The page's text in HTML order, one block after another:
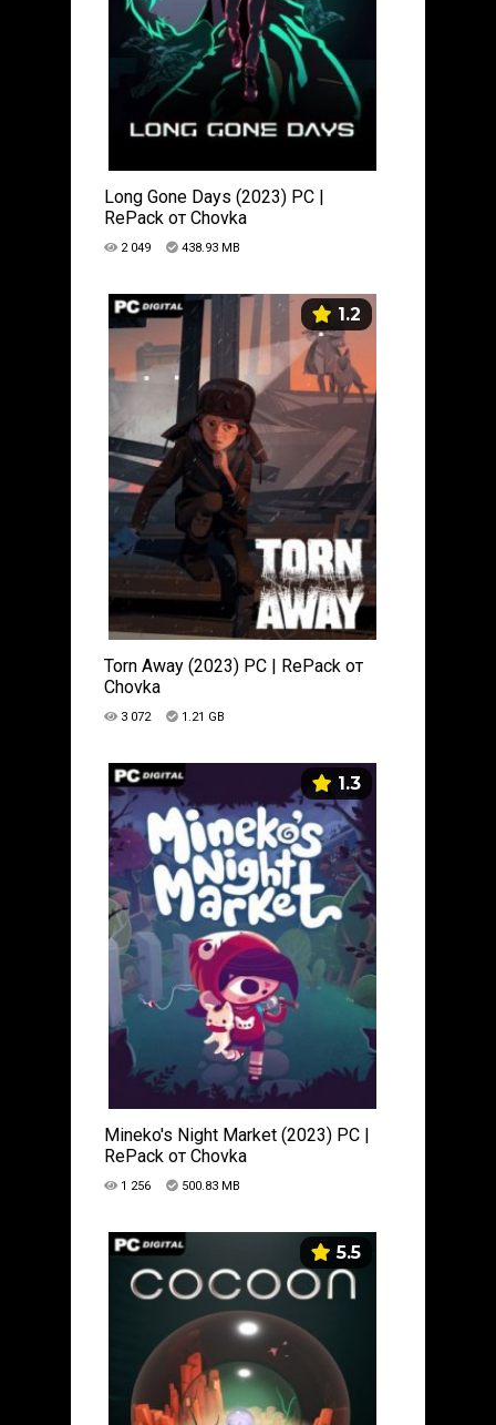
Long Gone Days (2023) PC |
RePack от Chovka
2 049 438.93 MB
1.2
Torn Away (2023) PC | RePack от
Chovka
3 072 1.21 GB
1.3
Mineko's Night Market (2023) PC |
RePack от Chovka
1 256 500.83 MB
5.5